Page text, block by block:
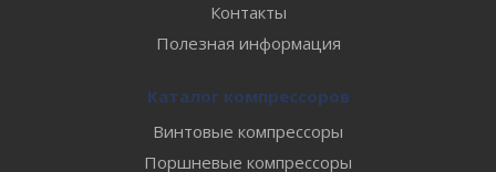
Контакты
Полезная информация
Каталог компрессоров
Винтовые компрессоры
Поршневые компрессоры